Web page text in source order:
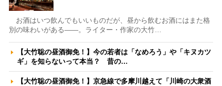
お酒はいつ飲んでもいいものだが、昼から飲むお酒にはまた格
別の味わいがある――。ライター・作家の大竹…
【大竹聡の昼酒御免！】今の若者は「なめろう」や「キヌカツ
ギ」を知らないって本当？ 昔の…
【大竹聡の昼酒御免！】京急線で多摩川越えて「川崎の大衆酒